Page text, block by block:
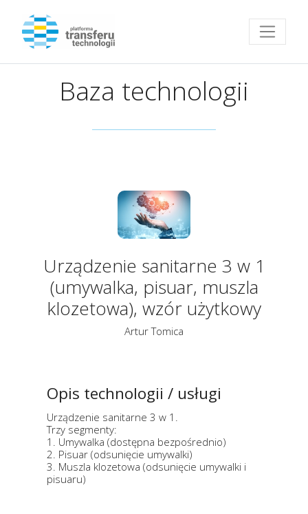
Przejdź do strony głównej
Baza technologii
Urządzenie sanitarne 3 w 1
(umywalka, pisuar, muszla
klozetowa), wzór użytkowy
Artur Tomica
Opis technologii / usługi
Urządzenie sanitarne 3 w 1.
Trzy segmenty:
1. Umywalka (dostępna bezpośrednio)
2. Pisuar (odsunięcie umywalki)
3. Muszla klozetowa (odsunięcie umywalki i
pisuaru)